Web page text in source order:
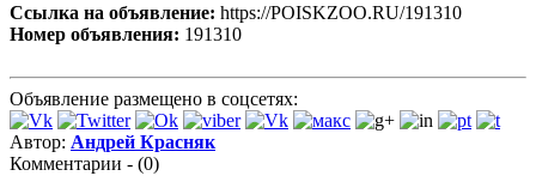
Ссылка на объявление: https://POISKZOO.RU/191310
Номер объявления: 191310
Объявление размещено в соцсетях:
Автор: Андрей Красняк
Комментарии - (0)